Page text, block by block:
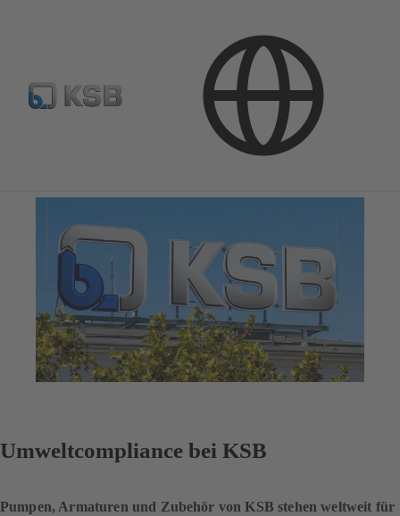
Unternehmerische Verantwortung
Umweltcompliance bei KSB
Pumpen, Armaturen und Zubehör von KSB stehen weltweit für